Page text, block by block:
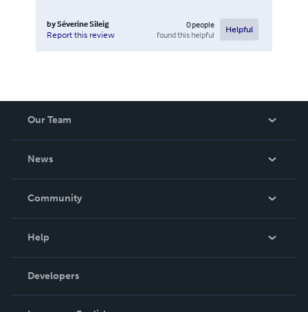
bySéverine Sileig
Report this review
0people
found this helpful
Helpful
Our Team
News
In The News
Community
Podcast
Help
Order Lookup
Knowledge Base
Developers